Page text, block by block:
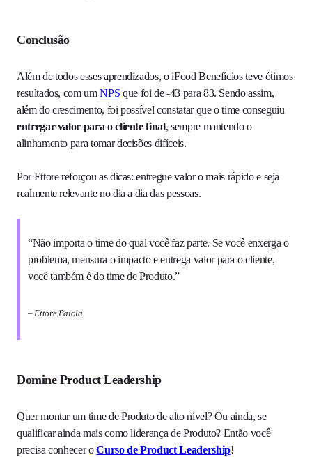
Conclusão
Além de todos esses aprendizados, o iFood Benefícios teve ótimos
resultados, com umNPS que foi de -43 para 83. Sendo assim,
além do crescimento, foi possível constatar que o time conseguiu
entregar valor para o cliente final, sempre mantendo o
alinhamento para tomar decisões difíceis.
Por Ettore reforçou as dicas: entregue valor o mais rápido e seja
realmente relevante no dia a dia das pessoas.
“Não importa o time do qual você faz parte. Se você enxerga o
problema, mensura o impacto e entrega valor para o cliente,
você também é do time de Produto.”
– Ettore Paiola
Domine Product Leadership
Quer montar um time de Produto de alto nível? Ou ainda, se
qualificar ainda mais como liderança de Produto? Então você
precisa conhecer oCurso de Product Leadership!